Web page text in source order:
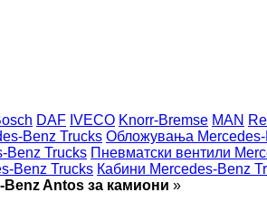
DAF IVECO Knorr-Bremse MAN
Benz Trucks Обложувања Mercedes-
Benz Trucks Пневматски вентили
Benz Trucks Кабини Mercedes-Benz
Antos за камиони »